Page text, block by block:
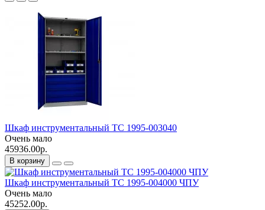
Шкаф инструментальный ТС 1995-003040
Очень мало
45936.00р.
В корзину
Шкаф инструментальный ТС 1995-004000 ЧПУ
Очень мало
45252.00р.